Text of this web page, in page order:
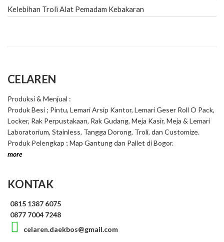
Kelebihan Troli Alat Pemadam Kebakaran
CELAREN
Produksi & Menjual :
Produk Besi ; Pintu, Lemari Arsip Kantor, Lemari Geser Roll O Pack,
Locker, Rak Perpustakaan, Rak Gudang, Meja Kasir, Meja & Lemari
Laboratorium, Stainless, Tangga Dorong, Troli, dan Customize.
Produk Pelengkap ; Map Gantung dan Pallet di Bogor.
more
KONTAK
0815 1387 6075
0877 7004 7248
celaren.daekbos@gmail.com